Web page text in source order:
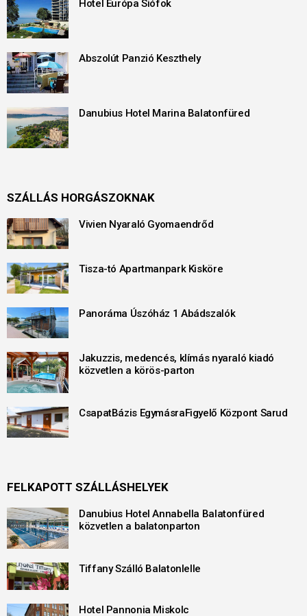
Hotel Európa Siófok
Abszolút Panzió Keszthely
Danubius Hotel Marina Balatonfüred
SZÁLLÁS HORGÁSZOKNAK
Vivien Nyaraló Gyomaendrőd
Tisza-tó Apartmanpark Kisköre
Panoráma Úszóház 1 Abádszalók
Jakuzzis, medencés, klímás nyaraló kiadó
közvetlen a körös-parton
CsapatBázis EgymásraFigyelő Központ Sarud
FELKAPOTT SZÁLLÁSHELYEK
Danubius Hotel Annabella Balatonfüred
közvetlen a balatonparton
Tiffany Szálló Balatonlelle
Hotel Pannonia Miskolc